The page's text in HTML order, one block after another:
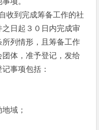
收到完成筹备工作的社
日起３０日内完成审
列情形，且筹备工作
体，准予登记，发给
事项包括：
域；